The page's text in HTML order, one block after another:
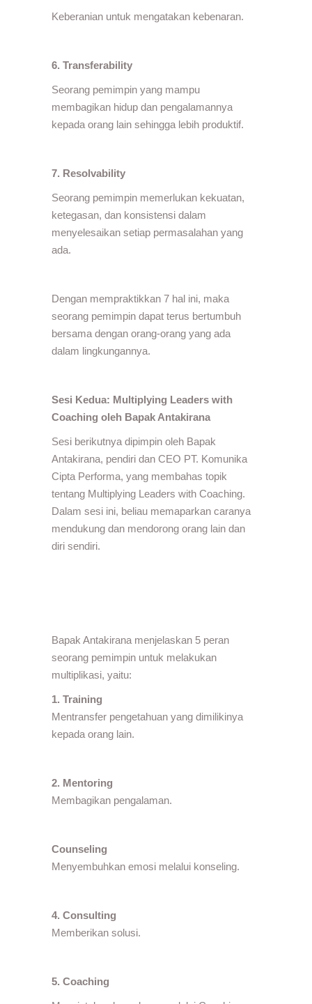
Keberanian untuk mengatakan kebenaran.
6. Transferability
Seorang pemimpin yang mampu
membagikan hidup dan pengalamannya
kepada orang lain sehingga lebih produktif.
7. Resolvability
Seorang pemimpin memerlukan kekuatan,
ketegasan, dan konsistensi dalam
menyelesaikan setiap permasalahan yang
ada.
Dengan mempraktikkan 7 hal ini, maka
seorang pemimpin dapat terus bertumbuh
bersama dengan orang-orang yang ada
dalam lingkungannya.
Sesi Kedua: Multiplying Leaders with
Coaching oleh Bapak Antakirana
Sesi berikutnya dipimpin oleh Bapak
Antakirana, pendiri dan CEO PT. Komunika
Cipta Performa, yang membahas topik
tentang Multiplying Leaders with Coaching.
Dalam sesi ini, beliau memaparkan caranya
mendukung dan mendorong orang lain dan
diri sendiri.
Bapak Antakirana menjelaskan 5 peran
seorang pemimpin untuk melakukan
multiplikasi, yaitu:
1. Training
Mentransfer pengetahuan yang dimilikinya
kepada orang lain.
2. Mentoring
Membagikan pengalaman.
Counseling
Menyembuhkan emosi melalui konseling.
4. Consulting
Memberikan solusi.
5. Coaching